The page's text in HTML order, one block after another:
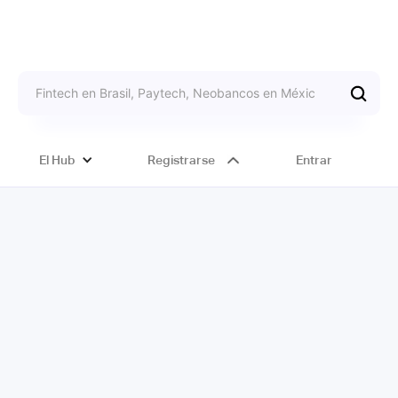
El Hub Registrarse Entrar